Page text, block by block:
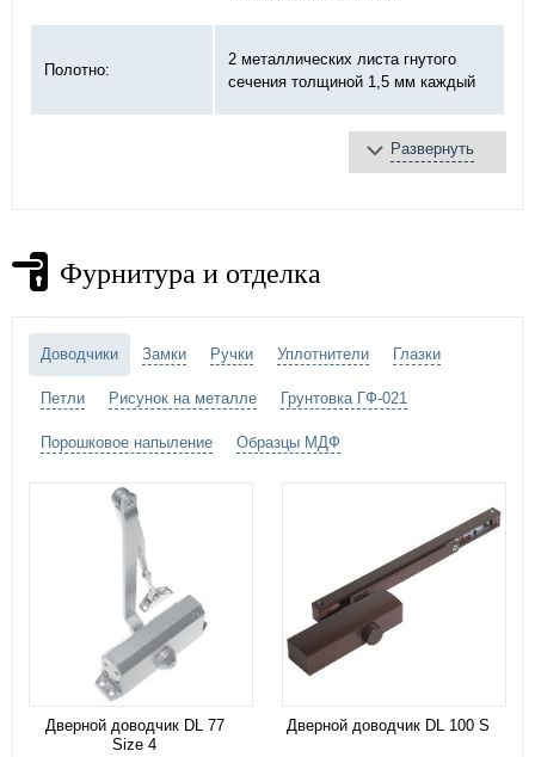
Полотно:
2 металлических листа гнутого
сечения толщиной 1,5 мм каждый
базальтовая плита
терморасширяющаяся лента
Замок:
Петли:
Отделка двери:
выбрать цвет по каталогу цветов
-выбрать рисунок
Развернуть
Фурнитура и отделка
Доводчики Замки Ручки Уплотнители Глазки
Петли Рисунок на металле Грунтовка ГФ-021
Порошковое напыление Образцы МДФ
Дверной доводчик DL 77
Size 4
Дверной доводчик DL 100 S